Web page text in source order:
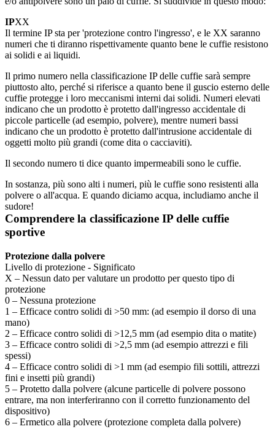
IPXX
Il termine IP sta per 'protezione contro l'ingresso', e le XX saranno
numeri che ti diranno rispettivamente quanto bene le cuffie resistono
ai solidi e ai liquidi.
Il primo numero nella classificazione IP delle cuffie sarà sempre
piuttosto alto, perché si riferisce a quanto bene il guscio esterno delle
cuffie protegge i loro meccanismi interni dai solidi. Numeri elevati
indicano che un prodotto è protetto dall'ingresso accidentale di
piccole particelle (ad esempio, polvere), mentre numeri bassi
indicano che un prodotto è protetto dall'intrusione accidentale di
oggetti molto più grandi (come dita o cacciaviti).
Il secondo numero ti dice quanto impermeabili sono le cuffie.
In sostanza, più sono alti i numeri, più le cuffie sono resistenti alla
polvere o all'acqua. E quando diciamo acqua, includiamo anche il
sudore!
Comprendere la classificazione IP delle cuffie
sportive
Protezione dalla polvere
Livello di protezione - Significato
X – Nessun dato per valutare un prodotto per questo tipo di
protezione
0 – Nessuna protezione
1 – Efficace contro solidi di >50 mm: (ad esempio il dorso di una
mano)
2 – Efficace contro solidi di >12,5 mm (ad esempio dita o matite)
3 – Efficace contro solidi di >2,5 mm (ad esempio attrezzi e fili
spessi)
4 – Efficace contro solidi di >1 mm (ad esempio fili sottili, attrezzi
fini e insetti più grandi)
5 – Protetto dalla polvere (alcune particelle di polvere possono
entrare, ma non interferiranno con il corretto funzionamento del
dispositivo)
6 – Ermetico alla polvere (protezione completa dalla polvere)